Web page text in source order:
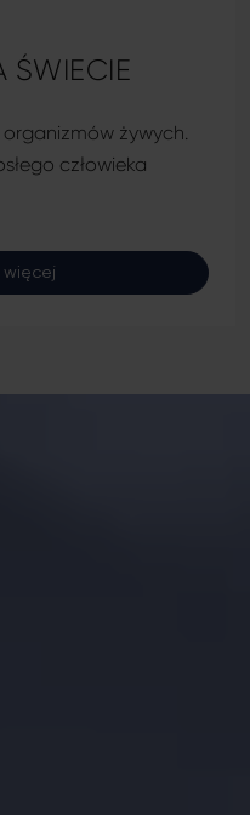
ŚWIECIE
żywych.
człowieka